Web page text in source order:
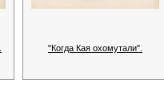
"Когда Кая охомутали".